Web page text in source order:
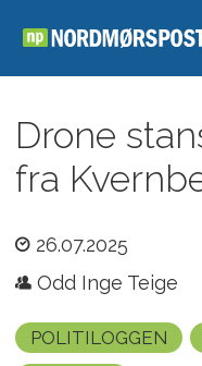
Drone
fra
26.07.2025
Odd Inge Teige
POLITILOGGEN